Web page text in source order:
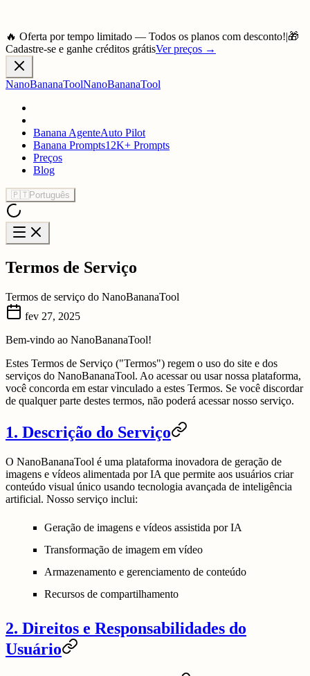
🔥 Oferta por tempo limitado — Todos os planos com desconto!|🎁
Cadastre-se e ganhe créditos grátisVer preços →
NanoBananaToolNanoBananaTool
Banana AgenteAuto Pilot
Banana Prompts12K+ Prompts
Preços
Blog
🇵🇹Português
Termos de Serviço
Termos de serviço do NanoBananaTool
fev 27, 2025
Bem-vindo ao NanoBananaTool!
Estes Termos de Serviço ("Termos") regem o uso do site e dos
serviços do NanoBananaTool. Ao acessar ou usar nossa plataforma,
você concorda em estar vinculado a estes Termos. Se você discordar
de qualquer parte destes termos, não poderá acessar nosso serviço.
1. Descrição do Serviço
O NanoBananaTool é uma plataforma inovadora de geração de
imagens e vídeos alimentada por IA que permite aos usuários criar
conteúdo visual único usando tecnologia avançada de inteligência
artificial. Nosso serviço inclui:
Geração de imagens e vídeos assistida por IA
Transformação de imagem em vídeo
Armazenamento e gerenciamento de conteúdo
Recursos de compartilhamento
2. Direitos e Responsabilidades do
Usuário